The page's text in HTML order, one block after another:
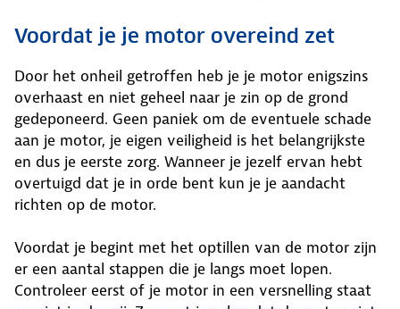
Voordat je je motor overeind zet
Door het onheil getroffen heb je je motor enigszins
overhaast en niet geheel naar je zin op de grond
gedeponeerd. Geen paniek om de eventuele schade
aan je motor, je eigen veiligheid is het belangrijkste
en dus je eerste zorg. Wanneer je jezelf ervan hebt
overtuigd dat je in orde bent kun je je aandacht
richten op de motor.
Voordat je begint met het optillen van de motor zijn
er een aantal stappen die je langs moet lopen.
Controleer eerst of je motor in een versnelling staat